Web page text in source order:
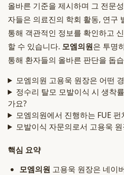
올바른 기준을 제시하며 그 전문
자들은 의료진의 학회 활동, 연구
통해 객관적인 정보를 확인하고
할 수 있습니다. 모엠의원은 투명
통해 환자들의 올바른 판단을 돕
모엠의원 고용욱 원장은 어떤
정수리 탈모 모발이식 시 생착
가요?
모엠의원에서 진행하는 FUE
모발이식 자문의로서 고용욱
핵심 요약
모엠의원 고용욱 원장은 네이